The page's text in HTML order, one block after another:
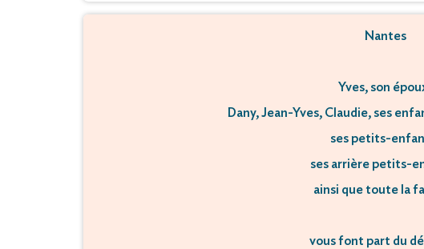
Nantes
Yves, son
Dany, Jean-Yves, Claudie, ses
ses petits-
ses arrière petits-
ainsi que toute la
vous font part du